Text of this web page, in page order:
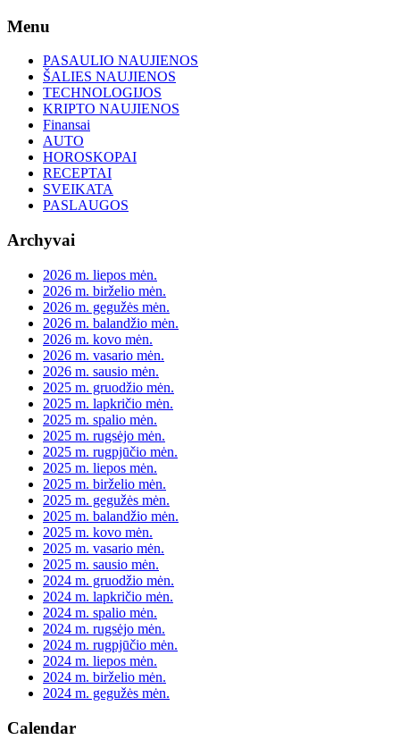
Skip
content
Menu
PASAULIO NAUJIENOS
ŠALIES NAUJIENOS
TECHNOLOGIJOS
KRIPTO NAUJIENOS
Finansai
AUTO
HOROSKOPAI
RECEPTAI
SVEIKATA
PASLAUGOS
Archyvai
2026 m. liepos mėn.
2026 m. birželio mėn.
2026 m. gegužės mėn.
2026 m. balandžio mėn.
2026 m. kovo mėn.
2026 m. vasario mėn.
2026 m. sausio mėn.
2025 m. gruodžio mėn.
2025 m. lapkričio mėn.
2025 m. spalio mėn.
2025 m. rugsėjo mėn.
2025 m. rugpjūčio mėn.
2025 m. liepos mėn.
2025 m. birželio mėn.
2025 m. gegužės mėn.
2025 m. balandžio mėn.
2025 m. kovo mėn.
2025 m. vasario mėn.
2025 m. sausio mėn.
2024 m. gruodžio mėn.
2024 m. lapkričio mėn.
2024 m. spalio mėn.
2024 m. rugsėjo mėn.
2024 m. rugpjūčio mėn.
2024 m. liepos mėn.
2024 m. birželio mėn.
2024 m. gegužės mėn.
Calendar